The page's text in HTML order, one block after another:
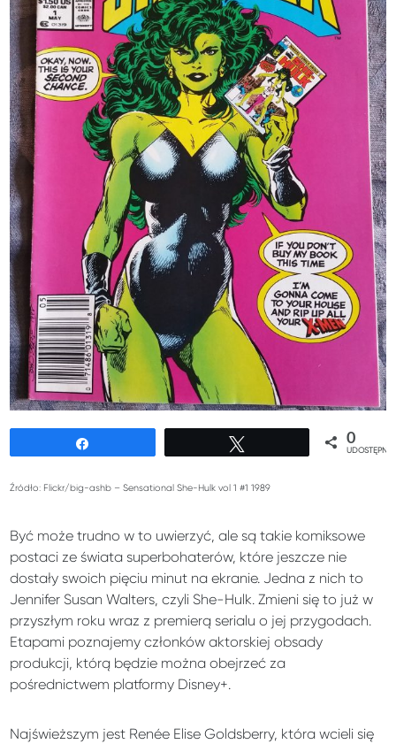
0
Źródło: Flickr/big-ashb – Sensational She-Hulk vol 1 #1 1989
Być może trudno w to uwierzyć, ale są takie komiksowe
postaci ze świata superbohaterów, które jeszcze nie
dostały swoich pięciu minut na ekranie. Jedna z nich to
Jennifer Susan Walters, czyli She-Hulk. Zmieni się to już w
przyszłym roku wraz z premierą serialu o jej przygodach.
Etapami poznajemy członków aktorskiej obsady
produkcji, którą będzie można obejrzeć za
pośrednictwem platformy Disney+.
Najświeższym jest Renée Elise Goldsberry, która wcieli się